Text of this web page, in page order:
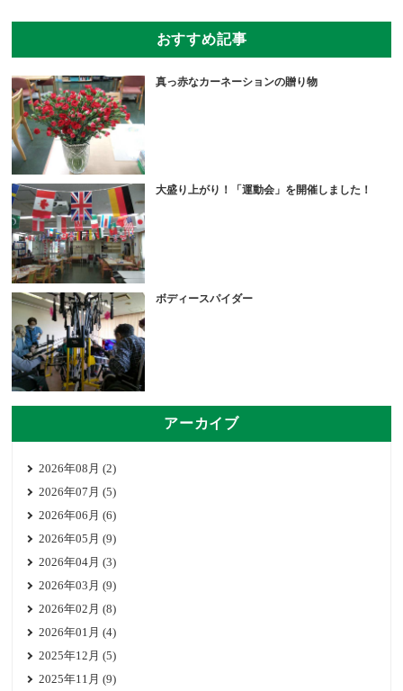
おすすめ記事
真っ赤なカーネーションの贈り物
大盛り上がり！「運動会」を開催しました！
ボディースパイダー
アーカイブ
2026年08月 (2)
2026年07月 (5)
2026年06月 (6)
2026年05月 (9)
2026年04月 (3)
2026年03月 (9)
2026年02月 (8)
2026年01月 (4)
2025年12月 (5)
2025年11月 (9)